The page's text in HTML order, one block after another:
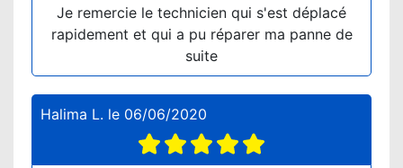
Je remercie le technicien qui s'est déplacé
rapidement et qui a pu réparer ma panne de
suite
Halima L. le 06/06/2020